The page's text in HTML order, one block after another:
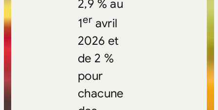
2,9 % au
1er avril
2026 et
de 2 %
pour
chacune